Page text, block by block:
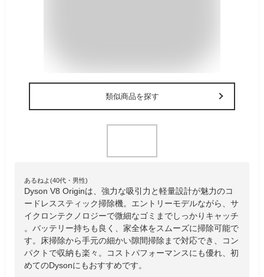
類似商品を探す
あるねよ(40代・男性)
Dyson V8 Originは、強力な吸引力と軽量設計が魅力のコ
ードレススティック掃除機。エントリーモデルながら、サ
イクロンテクノロジーで微細なゴミまでしっかりキャッチ
。バッテリー持ちも良く、家全体をスムーズに掃除可能で
す。床掃除から手元の細かい隙間掃除まで対応でき、コン
パクトで収納も楽々。コストパフォーマンスにも優れ、初
めてのDysonにもおすすめです。